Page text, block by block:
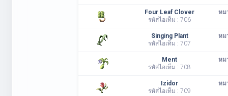
Four Leaf Clover
รหัสไอเท็ม : 706
หม
Singing Plant
รหัสไอเท็ม : 707
หม
Ment
รหัสไอเท็ม : 708
หม
Izidor
รหัสไอเท็ม : 709
หม